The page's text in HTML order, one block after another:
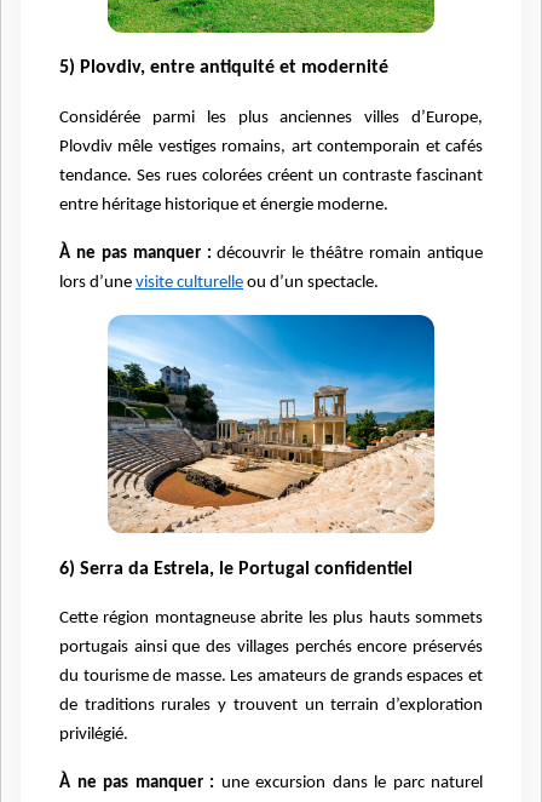
5) Plovdiv, entre antiquité et modernité
Considérée parmi les plus anciennes villes d’Europe,
Plovdiv mêle vestiges romains, art contemporain et cafés
tendance. Ses rues colorées créent un contraste fascinant
entre héritage historique et énergie moderne.
À ne pas manquer : découvrir le théâtre romain antique
lors d’une visite culturelle ou d’un spectacle.
6) Serra da Estrela, le Portugal confidentiel
Cette région montagneuse abrite les plus hauts sommets
portugais ainsi que des villages perchés encore préservés
du tourisme de masse. Les amateurs de grands espaces et
de traditions rurales y trouvent un terrain d’exploration
privilégié.
À ne pas manquer : une excursion dans le parc naturel